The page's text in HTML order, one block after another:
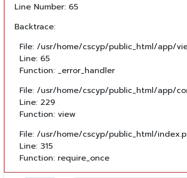
Line Number: 65
Backtrace:
File: /usr/home/cscyp/public_html/app/
Line: 65
Function: _error_handler
File: /usr/home/cscyp/public_html/app/
Line: 229
Function: view
File: /usr/home/cscyp/public_html/
Line: 315
Function: require_once